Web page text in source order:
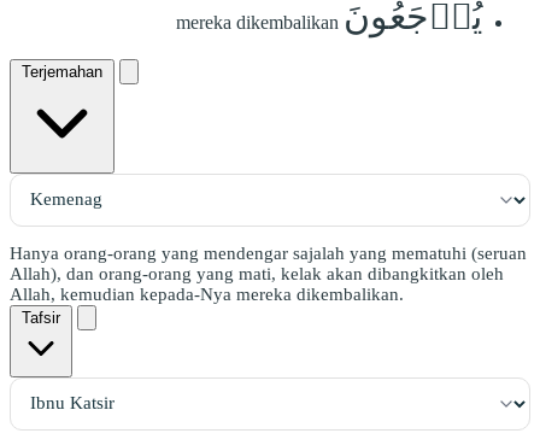
يُرۡجَعُونَ mereka dikembalikan
Terjemahan
Hanya orang-orang yang mendengar sajalah yang mematuhi (seruan
Allah), dan orang-orang yang mati, kelak akan dibangkitkan oleh
Allah, kemudian kepada-Nya mereka dikembalikan.
Tafsir